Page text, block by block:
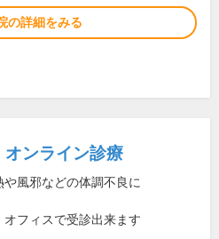
の詳細をみる
オンライン診療
や風邪などの体調不良に
オフィスで受診出来ます